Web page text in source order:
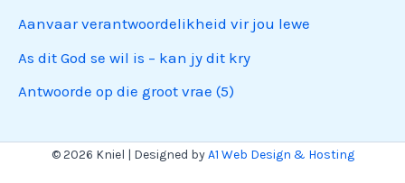
Aanvaar verantwoordelikheid vir jou lewe
As dit God se wil is – kan jy dit kry
Antwoorde op die groot vrae (5)
© 2026 Kniel | Designed byA1 Web Design & Hosting